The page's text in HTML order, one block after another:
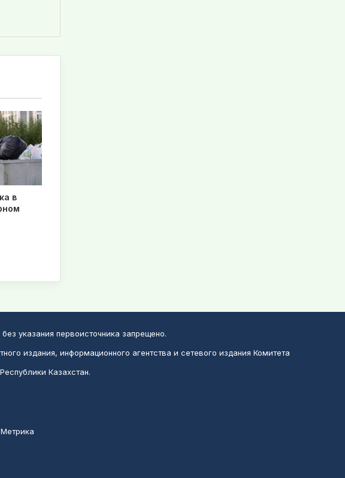
в
указания первоисточника запрещено.
издания, информационного агентства и сетевого издания Комитета
Казахстан.